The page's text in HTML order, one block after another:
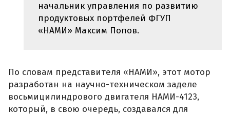
начальник управления по развитию
продуктовых портфелей ФГУП
«НАМИ» Максим Попов.
По словам представителя «НАМИ», этот мотор
разработан на научно-техническом заделе
восьмицилиндрового двигателя НАМИ-4123,
который, в свою очередь, создавался для